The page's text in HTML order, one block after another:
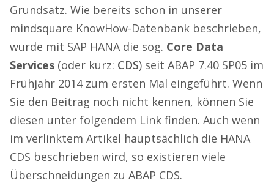
Grundsatz. Wie bereits schon in unserer
mindsquare KnowHow-Datenbank beschrieben,
wurde mit SAP HANA die sog. Core Data
Services (oder kurz: CDS) seit ABAP 7.40 SP05 im
Frühjahr 2014 zum ersten Mal eingeführt. Wenn
Sie den Beitrag noch nicht kennen, können Sie
diesen unter folgendem Link finden. Auch wenn
im verlinktem Artikel hauptsächlich die HANA
CDS beschrieben wird, so existieren viele
Überschneidungen zu ABAP CDS.